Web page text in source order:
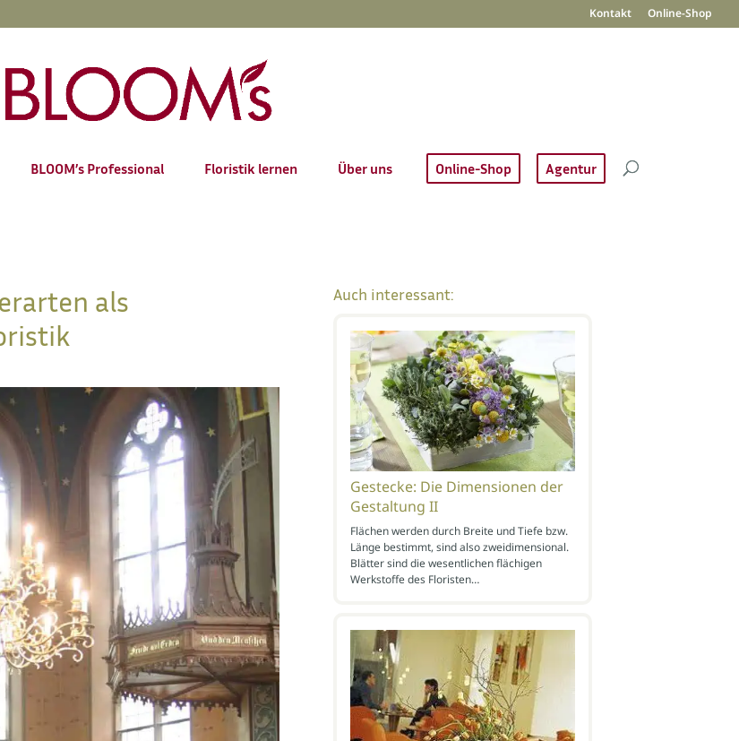
Kontakt Online-Shop
BLOOM’s Professional Floristik lernen Über uns Online-Shop Agentur
als
Auch interessant:
Gestecke: Die Dimensionen der
Gestaltung II
Flächen werden durch Breite und Tiefe bzw.
Länge bestimmt, sind also zweidimensional.
Blätter sind die wesentlichen flächigen
Werkstoffe des Floristen…